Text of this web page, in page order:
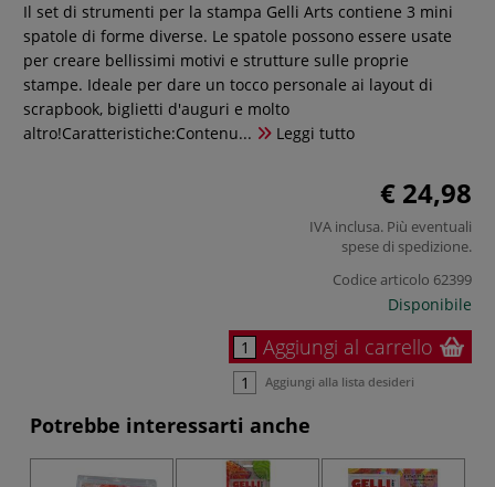
Il set di strumenti per la stampa Gelli Arts contiene 3 mini
spatole di forme diverse. Le spatole possono essere usate
per creare bellissimi motivi e strutture sulle proprie
stampe. Ideale per dare un tocco personale ai layout di
scrapbook, biglietti d'auguri e molto
altro!Caratteristiche:Contenu...
Leggi tutto
€ 24,98
IVA inclusa. Più eventuali
spese di spedizione.
Codice articolo 62399
Disponibile
Aggiungi al carrello
Aggiungi alla lista desideri
Potrebbe interessarti anche